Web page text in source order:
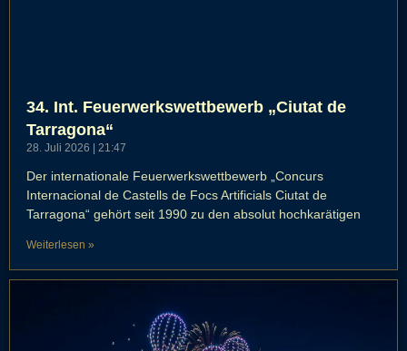
34. Int. Feuerwerkswettbewerb „Ciutat de
Tarragona“
28. Juli 2026 21:47
Der internationale Feuerwerkswettbewerb „Concurs
Internacional de Castells de Focs Artificials Ciutat de
Tarragona“ gehört seit 1990 zu den absolut hochkarätigen
Weiterlesen »